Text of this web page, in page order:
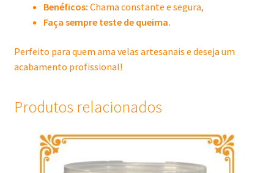
Benéficos: Chama constante e segura,
Faça sempre teste de queima.
Perfeito para quem ama velas artesanais e deseja um
acabamento profissional!
Produtos relacionados